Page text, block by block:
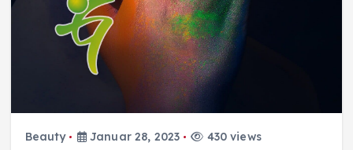
Beauty Januar 28, 2023 430 views